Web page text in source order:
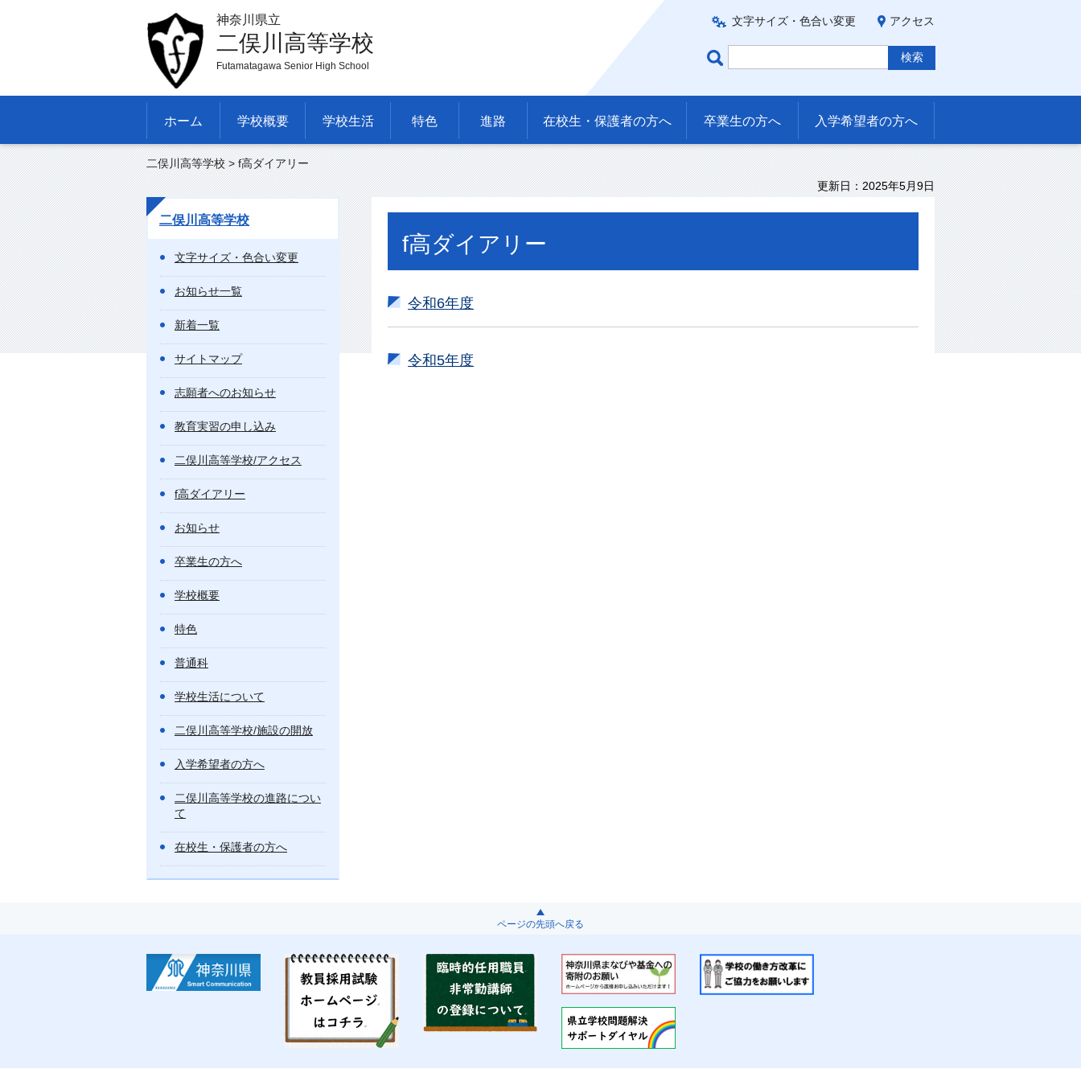
神奈川県立
二俣川高等学校
Futamatagawa Senior High School
文字サイズ・色合い変更 アクセス
ホーム 学校概要 学校生活 特色 進路 在校生・保護者の方へ 卒業生の方へ 入学希望者の方へ
二俣川高等学校> f高ダイアリー
更新日：2025年5月9日
二俣川高等学校
文字サイズ・色合い変更
お知らせ一覧
新着一覧
サイトマップ
志願者へのお知らせ
教育実習の申し込み
二俣川高等学校/アクセス
f高ダイアリー
お知らせ
卒業生の方へ
学校概要
特色
普通科
学校生活について
二俣川高等学校/施設の開放
入学希望者の方へ
二俣川高等学校の進路につい
て
在校生・保護者の方へ
f高ダイアリー
令和6年度
令和5年度
ページの先頭へ戻る